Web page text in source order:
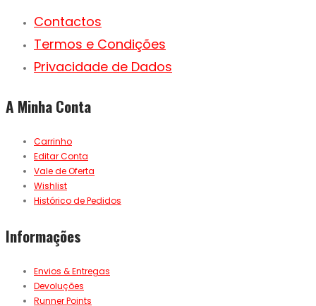
Contactos
Termos e Condições
Privacidade de Dados
A Minha Conta
Carrinho
Editar Conta
Vale de Oferta
Wishlist
Histórico de Pedidos
Informações
Envios & Entregas
Devoluções
Runner Points